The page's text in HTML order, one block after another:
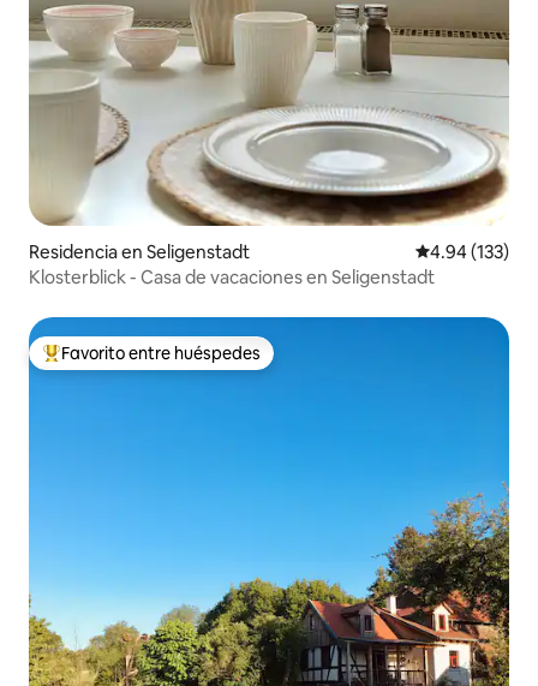
Residencia en Seligenstadt Calificación
4.94 (133)
Klosterblick - Casa de vacaciones en Seligenstadt
De los mejores en Favorito entre huéspedes
Favorito entre huéspedes